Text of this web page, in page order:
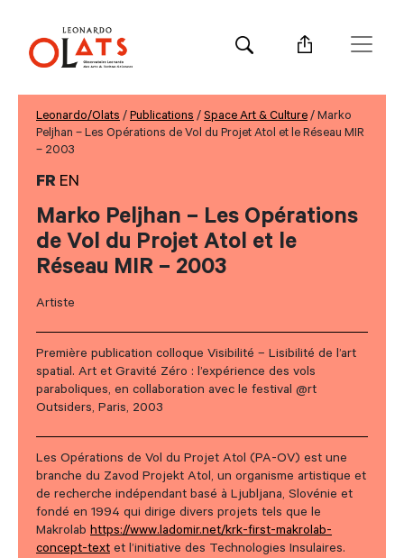
Leonardo/Olats / Publications / Space Art & Culture / Marko
Peljhan – Les Opérations de Vol du Projet Atol et le Réseau MIR
– 2003
FR EN
Marko Peljhan – Les Opérations
de Vol du Projet Atol et le
Réseau MIR – 2003
Artiste
Première publication colloque Visibilité – Lisibilité de l’art
spatial. Art et Gravité Zéro : l’expérience des vols
paraboliques, en collaboration avec le festival @rt
Outsiders, Paris, 2003
Les Opérations de Vol du Projet Atol (PA-OV) est une
branche du Zavod Projekt Atol, un organisme artistique et
de recherche indépendant basé à Ljubljana, Slovénie et
fondé en 1994 qui dirige divers projets tels que le
Makrolab https://www.ladomir.net/krk-first-makrolab-
concept-text et l’initiative des Technologies Insulaires.